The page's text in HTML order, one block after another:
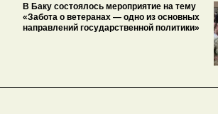
В Баку состоялось мероприятие на тему
«Забота о ветеранах — одно из основных
направлений государственной политики»